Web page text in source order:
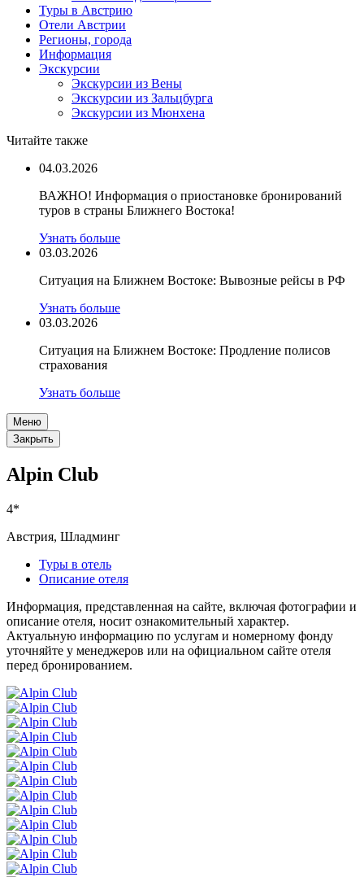
Туры в Австрию
Отели Австрии
Регионы, города
Информация
Экскурсии
Экскурсии из Вены
Экскурсии из Зальцбурга
Экскурсии из Мюнхена
Читайте также
04.03.2026
ВАЖНО! Информация о приостановке бронирований
туров в страны Ближнего Востока!
Узнать больше
03.03.2026
Ситуация на Ближнем Востоке: Вывозные рейсы в РФ
Узнать больше
03.03.2026
Ситуация на Ближнем Востоке: Продление полисов
страхования
Узнать больше
Меню
Закрыть
Alpin Club
4*
Австрия, Шладминг
Туры в отель
Описание отеля
Информация, представленная на сайте, включая фотографии и
описание отеля, носит ознакомительный характер.
Актуальную информацию по услугам и номерному фонду
уточняйте у менеджеров или на официальном сайте отеля
перед бронированием.